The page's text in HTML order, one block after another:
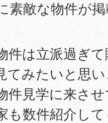
素敵な物件が
件は立派過ぎ
てみたいと思
件見学に来さ
も数件紹介し